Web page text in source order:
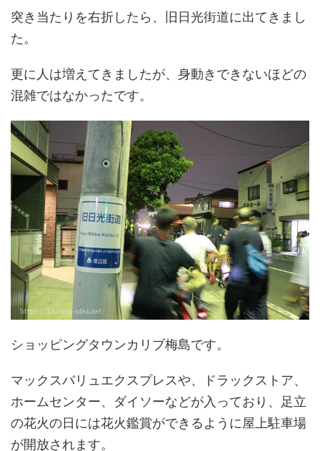
突き当たりを右折したら、旧日光街道に出てきまし
た。
更に人は増えてきましたが、身動きできないほどの
混雑ではなかったです。
ショッピングタウンカリブ梅島です。
マックスバリュエクスプレスや、ドラックストア、
ホームセンター、ダイソーなどが入っており、足立
の花火の日には花火鑑賞ができるように屋上駐車場
が開放されます。